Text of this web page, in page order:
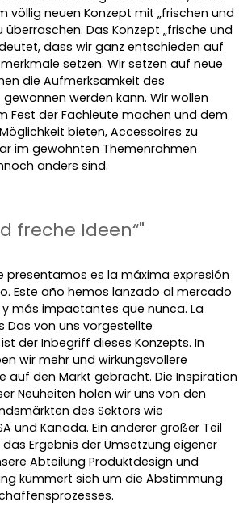
völlig neuen Konzept mit „frischen und
überraschen. Das Konzept „frische und
dass wir ganz entschieden auf
setzen. Wir setzen auf neue
die Aufmerksamkeit des
werden kann. Wir wollen
Fest der Fachleute machen und dem
bieten, Accessoires zu
im gewohnten Themenrahmen
anders sind.
freche Ideen“"
presentamos es la máxima expresión
Este año hemos lanzado al mercado
más impactantes que nunca. La
Das von uns vorgestellte
der Inbegriff dieses Konzepts. In
wir mehr und wirkungsvollere
auf den Markt gebracht. Die Inspiration
Neuheiten holen wir uns von den
des Sektors wie
und Kanada. Ein anderer großer Teil
Ergebnis der Umsetzung eigener
Abteilung Produktdesign und
kümmert sich um die Abstimmung